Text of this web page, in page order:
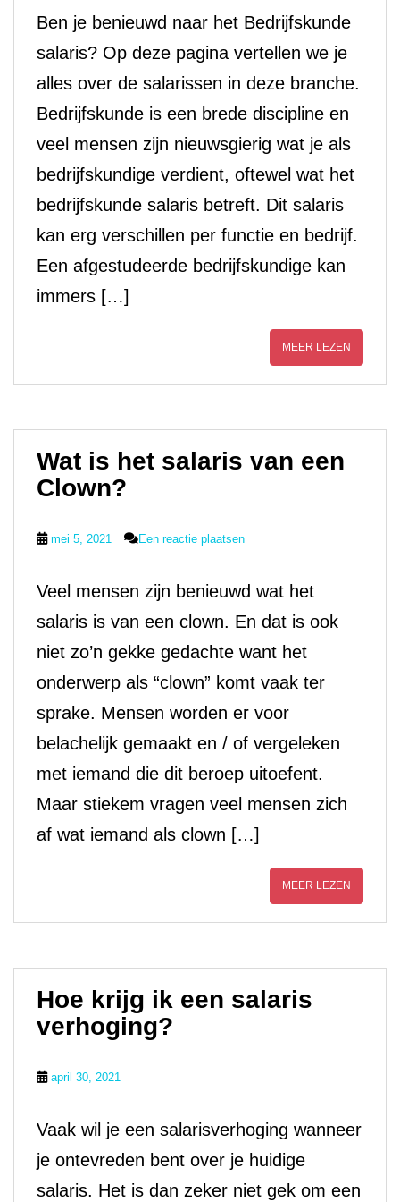
Ben je benieuwd naar het Bedrijfskunde
salaris? Op deze pagina vertellen we je
alles over de salarissen in deze branche.
Bedrijfskunde is een brede discipline en
veel mensen zijn nieuwsgierig wat je als
bedrijfskundige verdient, oftewel wat het
bedrijfskunde salaris betreft. Dit salaris
kan erg verschillen per functie en bedrijf.
Een afgestudeerde bedrijfskundige kan
immers […]
MEER LEZEN
Wat is het salaris van een
Clown?
mei 5, 2021 Een reactie plaatsen
Veel mensen zijn benieuwd wat het
salaris is van een clown. En dat is ook
niet zo’n gekke gedachte want het
onderwerp als “clown” komt vaak ter
sprake. Mensen worden er voor
belachelijk gemaakt en / of vergeleken
met iemand die dit beroep uitoefent.
Maar stiekem vragen veel mensen zich
af wat iemand als clown […]
MEER LEZEN
Hoe krijg ik een salaris
verhoging?
april 30, 2021
Vaak wil je een salarisverhoging wanneer
je ontevreden bent over je huidige
salaris. Het is dan zeker niet gek om een